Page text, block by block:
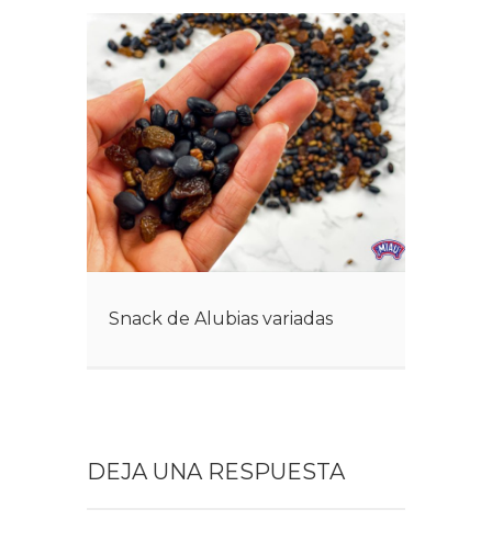
Snack de Alubias variadas
DEJA UNA RESPUESTA